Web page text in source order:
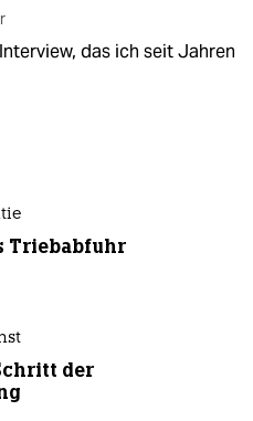
das ich seit Jahren
Triebabfuhr
der